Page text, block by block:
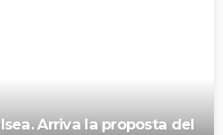
Arriva la proposta del